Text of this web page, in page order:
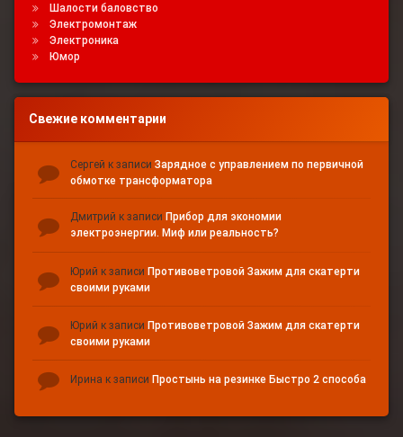
Шалости баловство
Электромонтаж
Электроника
Юмор
Свежие комментарии
Сергей к записи Зарядное с управлением по первичной
обмотке трансформатора
Дмитрий к записи Прибор для экономии
электроэнергии. Миф или реальность?
Юрий к записи Противоветровой Зажим для скатерти
своими руками
Юрий к записи Противоветровой Зажим для скатерти
своими руками
Ирина к записи Простынь на резинке Быстро 2 способа